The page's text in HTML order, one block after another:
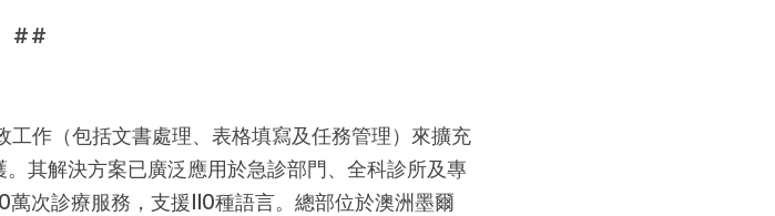
##
作（包括文書處理、表格填寫及任務管理）來擴充
其解決方案已廣泛應用於急診部門、全科診所及專
次診療服務，支援110種語言。總部位於澳洲墨爾